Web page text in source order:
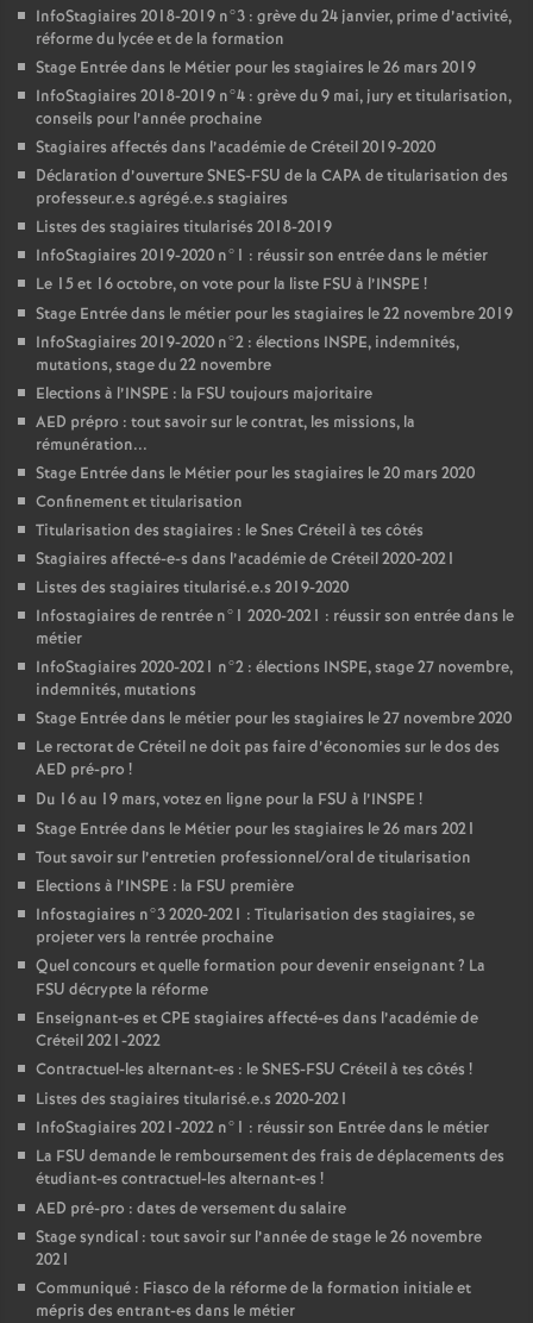
InfoStagiaires 2018-2019 n°3 : grève du 24 janvier, prime d’activité,
réforme du lycée et de la formation
Stage Entrée dans le Métier pour les stagiaires le 26 mars 2019
InfoStagiaires 2018-2019 n°4 : grève du 9 mai, jury et titularisation,
conseils pour l’année prochaine
Stagiaires affectés dans l’académie de Créteil 2019-2020
Déclaration d’ouvertureSNES-FSU de la CAPAde titularisation des
professeur.e.s agrégé.e.s stagiaires
Listes des stagiaires titularisés 2018-2019
InfoStagiaires 2019-2020 n°1 : réussir son entrée dans le métier
Le 15 et 16 octobre, on vote pour la liste FSU à l’INSPE !
Stage Entrée dans le métier pour les stagiaires le 22 novembre 2019
InfoStagiaires 2019-2020 n°2 : élections INSPE, indemnités,
mutations, stage du 22 novembre
Elections à l’INSPE : la FSU toujours majoritaire
AED prépro : tout savoir sur le contrat, les missions, la
rémunération...
Stage Entrée dans le Métier pour les stagiaires le 20 mars 2020
Confinement et titularisation
Titularisation des stagiaires : le Snes Créteil à tes côtés
Stagiaires affecté-e-s dans l’académie de Créteil 2020-2021
Listes des stagiaires titularisé.e.s 2019-2020
Infostagiaires de rentrée n°1 2020-2021 : réussir son entrée dans le
métier
InfoStagiaires 2020-2021 n°2 : élections INSPE, stage 27 novembre,
indemnités, mutations
Stage Entrée dans le métier pour les stagiaires le 27 novembre 2020
Le rectorat de Créteil ne doit pas faire d’économies sur le dos des
AED pré-pro !
Du 16 au 19 mars, votez en ligne pour la FSU à l’INSPE !
Stage Entrée dans le Métier pour les stagiaires le 26 mars 2021
Tout savoir sur l’entretien professionnel/oral de titularisation
Elections à l’INSPE : la FSU première
Infostagiaires n°3 2020-2021 : Titularisation des stagiaires, se
projeter vers la rentrée prochaine
Quel concours et quelle formation pour devenir enseignant? La
FSU décrypte la réforme
Enseignant-es etCPE stagiaires affecté-es dans l’académie de
Créteil 2021-2022
Contractuel-les alternant-es : leSNES-FSU Créteil à tes côtés !
Listes des stagiaires titularisé.e.s 2020-2021
InfoStagiaires 2021-2022 n°1 : réussir son Entrée dans le métier
La FSU demande le remboursement des frais de déplacements des
étudiant-es contractuel-les alternant-es !
AED pré-pro : dates de versement du salaire
Stage syndical : tout savoir sur l’année de stage le 26 novembre
2021
Communiqué : Fiasco de la réforme de la formation initiale et
mépris des entrant-es dans le métier